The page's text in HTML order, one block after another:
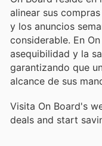
alinear sus
y los anuncios
considerable. En
asequibilidad y la
garantizando que
alcance de sus
Visita On Board's
deals and start